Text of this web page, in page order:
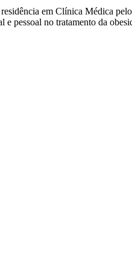
em Clínica Médica
e pessoal no tratamento da